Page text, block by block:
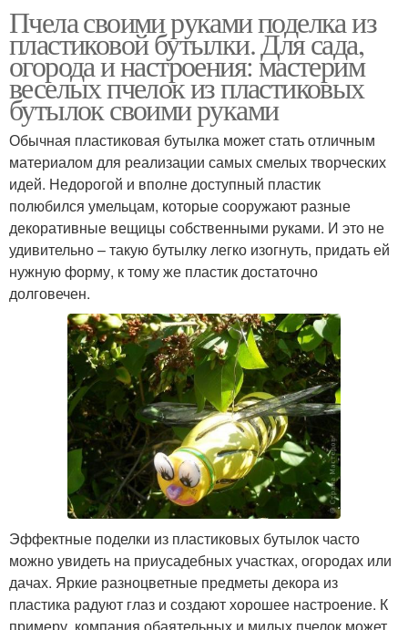
Пчела своими руками поделка из
пластиковой бутылки. Для сада,
огорода и настроения: мастерим
веселых пчелок из пластиковых
бутылок своими руками
Обычная пластиковая бутылка может стать отличным
материалом для реализации самых смелых творческих
идей. Недорогой и вполне доступный пластик
полюбился умельцам, которые сооружают разные
декоративные вещицы собственными руками. И это не
удивительно – такую бутылку легко изогнуть, придать ей
нужную форму, к тому же пластик достаточно
долговечен.
Эффектные поделки из пластиковых бутылок часто
можно увидеть на приусадебных участках, огородах или
дачах. Яркие разноцветные предметы декора из
пластика радуют глаз и создают хорошее настроение. К
примеру, компания обаятельных и милых пчелок может